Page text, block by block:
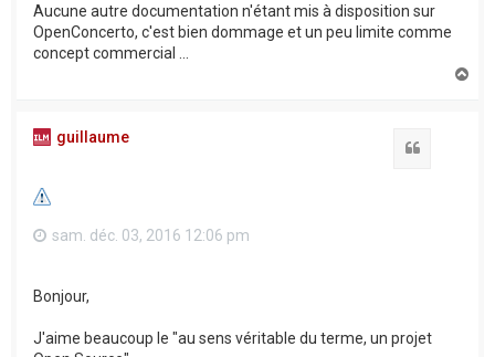
Aucune autre documentation n'étant mis à disposition sur
OpenConcerto, c'est bien dommage et un peu limite comme
concept commercial ...
guillaume
sam. déc. 03, 2016 12:06 pm
Bonjour,
J'aime beaucoup le "au sens véritable du terme, un projet